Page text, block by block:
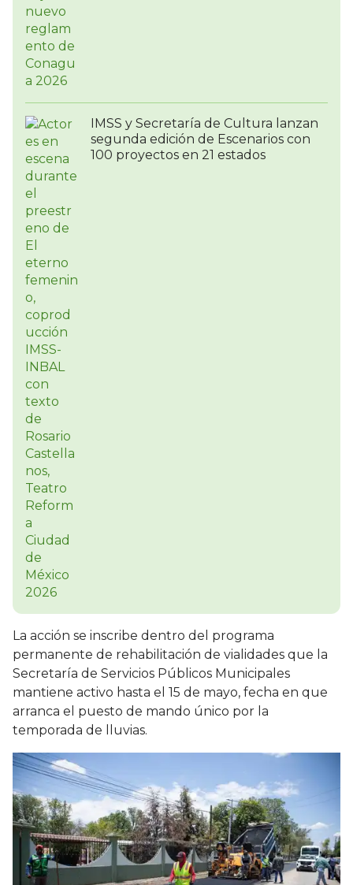
IMSS y Secretaría de Cultura lanzan
segunda edición de Escenarios con
100 proyectos en 21 estados
La acción se inscribe dentro del programa
permanente de rehabilitación de vialidades que la
Secretaría de Servicios Públicos Municipales
mantiene activo hasta el 15 de mayo, fecha en que
arranca el puesto de mando único por la
temporada de lluvias.